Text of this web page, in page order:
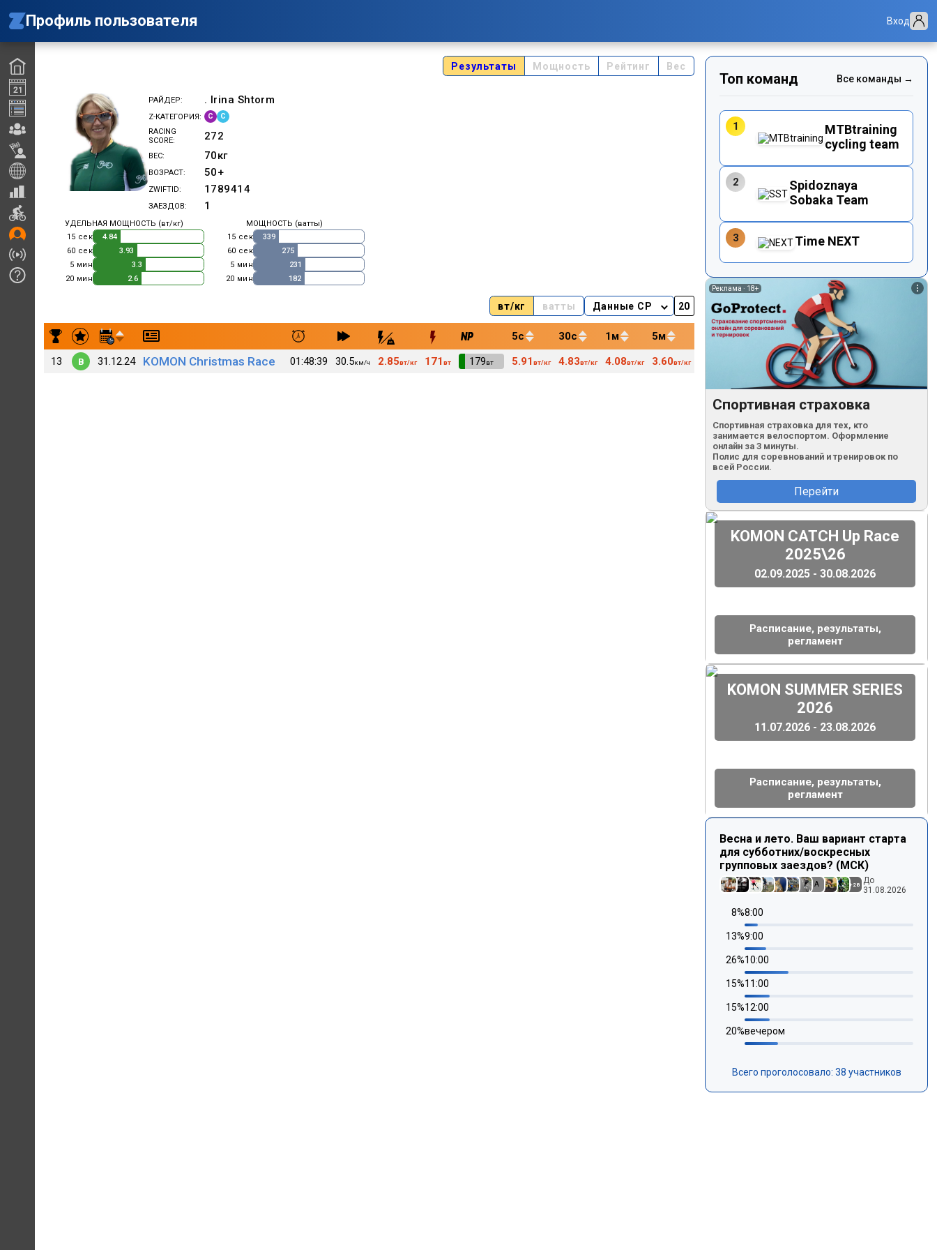
Профиль пользователя Вход
Результаты Мощность Рейтинг Вес
РАЙДЕР . Irina Shtorm
Z-КАТЕГОРИЯ C
C
RACING
SCORE
272
ВЕС 70кг
ВОЗРАСТ 50+
ZWIFTID 1789414
ЗАЕЗДОВ 1
УДЕЛЬНАЯ МОЩНОСТЬ (вт/кг)
15 сек
4.84
60 сек
3.93
5 мин
3.3
20 мин
2.6
МОЩНОСТЬ (ватты)
15 сек
339
60 сек
275
5 мин
231
20 мин
182
вт/кг ватты Данные CP
Результаты заездов . Irina Shtorm
5с 30с 1м 5м 12м 20м
40м
13
B 31.12.24 KOMON Christmas Race 01:48:39 30.5км/ч 2.85вт/кг 171вт 179вт 5.91вт/кг 4.83вт/кг 4.08вт/кг 3.60вт/кг 3.27вт/кг 3.06вт/кг 60кг
Топ команд Все команды →
1
MTBtraining
cycling team
2
Spidoznaya
Sobaka Team
3 Time NEXT
Реклама · 18+
Спортивная страховка
Спортивная страховка для тех, кто
занимается велоспортом. Оформление
онлайн за 3 минуты.
Полис для соревнований и тренировок по
всей России.
Перейти
(
KOMON CATCH Up Race
2025\26
02.09.2025 - 30.08.2026
Расписание, результаты,
регламент
)
(
KOMON SUMMER SERIES
2026
11.07.2026 - 23.08.2026
Расписание, результаты,
регламент
)
Весна и лето. Ваш вариант старта
для субботних/воскресных
групповых заездов? (МСК)
A +28
До
31.08.2026
8%8:00
13%9:00
26%10:00
15%11:00
15%12:00
20%вечером
Всего проголосовало: 38 участников